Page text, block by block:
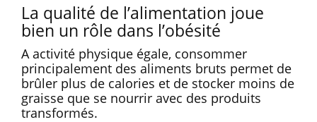
La qualité de l’alimentation joue
bien un rôle dans l’obésité
A activité physique égale, consommer
principalement des aliments bruts permet de
brûler plus de calories et de stocker moins de
graisse que se nourrir avec des produits
transformés.